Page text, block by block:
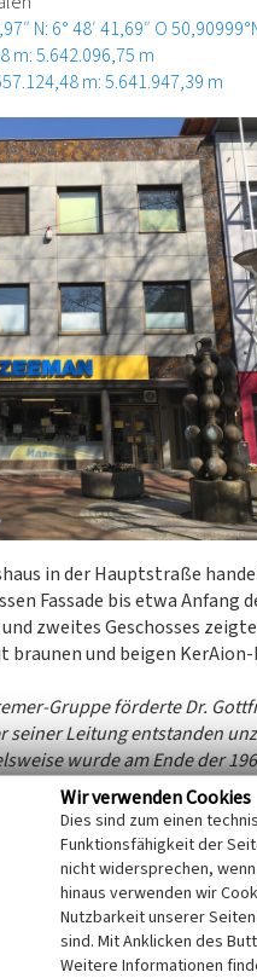
N: 6° 48′ 41,69″ O
m: 5.642.096,75 m
m: 5.641.947,39 m
in der Hauptstraße
Fassade bis etwa
zweites Geschosses
braunen und beigen
Gruppe förderte Dr.
Leitung entstanden
wurde am Ende der
keramische Fassadenplatte,
das kugelförmige Dach
nach Entwürfen
weitere Beispiele für KerAion-
Wir verwenden Cookies
Dies sind zum einen
Funktionsfähigkeit der
nicht widersprechen,
hinaus verwenden wir
Nutzbarkeit unserer
sind. Mit Anklicken des
Weitere Informationen